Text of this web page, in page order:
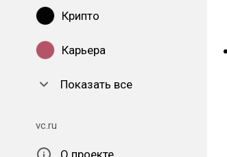
Крипто
Карьера
Показать все
vc.ru
О проекте